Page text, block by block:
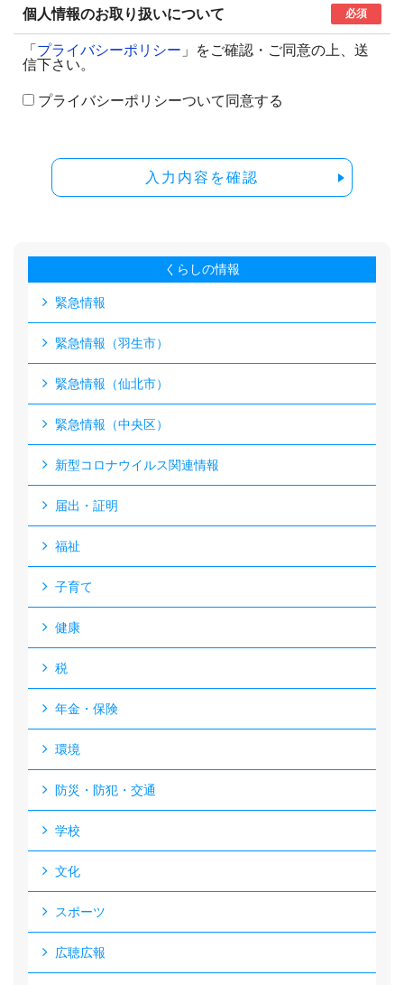
個人情報のお取り扱いについて 必須
「 プライバシーポリシー 」をご確認・ご同意の上、送
信下さい。
プライバシーポリシーついて同意する
入力内容を確認
くらしの情報
緊急情報
緊急情報（羽生市）
緊急情報（仙北市）
緊急情報（中央区）
新型コロナウイルス関連情報
届出・証明
福祉
子育て
健康
税
年金・保険
環境
防災・防犯・交通
学校
文化
スポーツ
広聴広報